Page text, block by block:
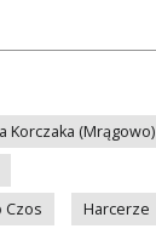
Korczaka (Mrągowo)
Czos
Harcerze